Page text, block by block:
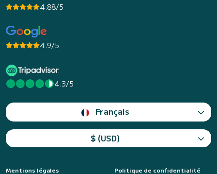
4.88/5
4.9/5
4.3/5
Français
$ (USD)
Mentions légales Politique de confidentialité